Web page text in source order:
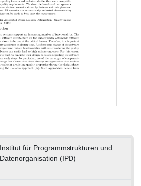
Institut für Programmstrukturen und
Datenorganisation (IPD)